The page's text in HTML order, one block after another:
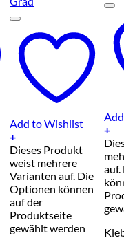
Add to Wishlist
+
Dieses Produkt
weist mehrere
Varianten auf. Die
Optionen können
auf der
Produktseite
gewählt werden
+